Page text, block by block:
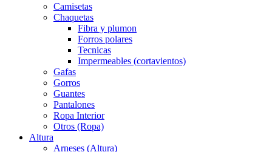
Camisetas
Chaquetas
Fibra y plumon
Forros polares
Tecnicas
Impermeables (cortavientos)
Gafas
Gorros
Guantes
Pantalones
Ropa Interior
Otros (Ropa)
Altura
Arneses (Altura)